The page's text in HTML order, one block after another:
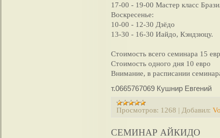
17-00 - 19-00 Мастер класс
Воскресенье:
10-00 - 12-30 Дзёдо
13-30 - 16-30 Иайдо, Кэндзюцу.
Стоимость всего семинара 15
Стоимость одного дня 10 евро
Внимание, в расписании
т.0665767069 Кушнир Евгений
Просмотров: 1268 | Добавил:
СЕМИНАР АЙКИДО